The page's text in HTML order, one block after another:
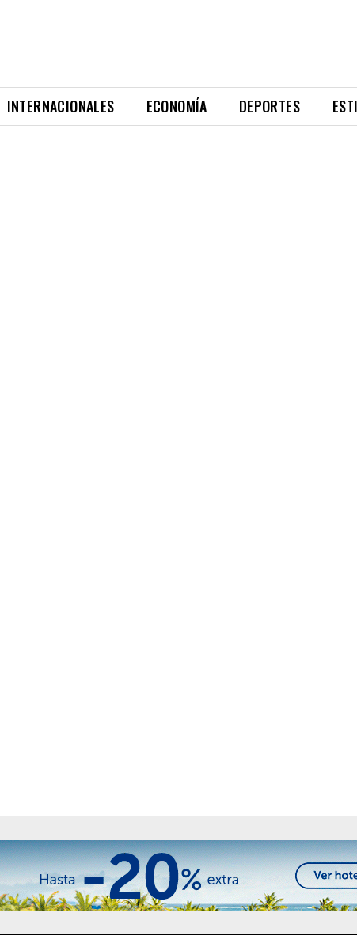
INTERNACIONALES ECONOMÍA DEPORTES